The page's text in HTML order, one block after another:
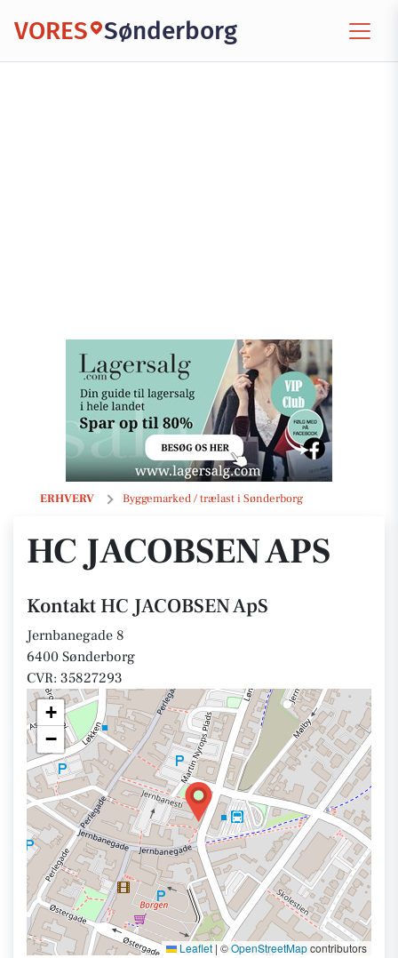
VORES Sønderborg
ERHVERV Byggemarked / trælast i Sønderborg
HC JACOBSEN ApS
HC JACOBSEN APS
Kontakt HC JACOBSEN ApS
Jernbanegade 8
6400 Sønderborg
CVR: 35827293
+
−
Leaflet |©OpenStreetMapcontributors